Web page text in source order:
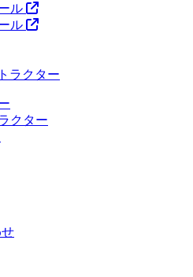
ル
ル
ラクター
クター